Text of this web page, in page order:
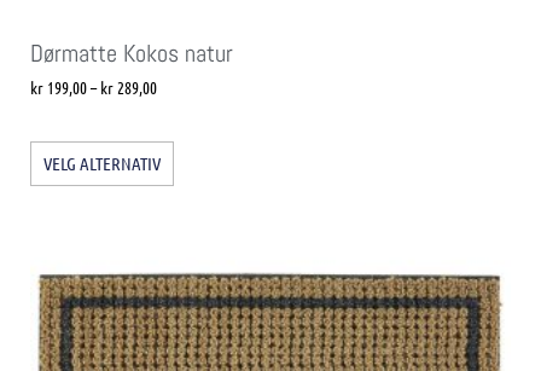
Dørmatte Kokos natur
kr 199,00– kr289,00
VELG ALTERNATIV